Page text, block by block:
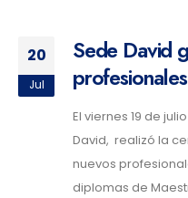
20
Jul
Sede David
profesionales
El viernes 19 de
David, realizó la
nuevos
diplomas de